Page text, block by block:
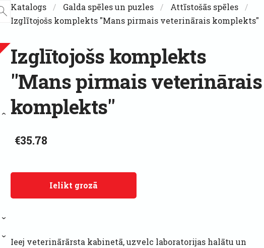
›
›
›
Katalogs Galda spēles un puzles
Attīstošās spēles
Izglītojošs komplekts "Mans pirmais veterinārais komplekts"
Izglītojošs komplekts
"Mans pirmais veterinārais
komplekts"
€35.78
Ielikt grozā
Ieej veterinārārsta kabinetā, uzvelc laboratorijas halātu un